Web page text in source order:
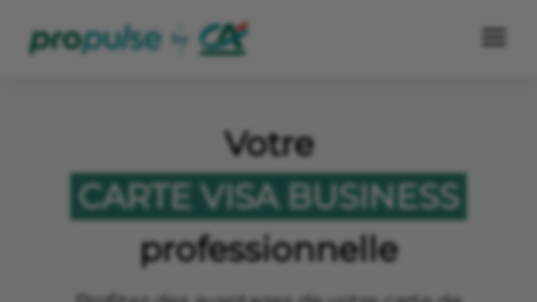
Votre
CARTE VISA BUSINESS
professionnelle